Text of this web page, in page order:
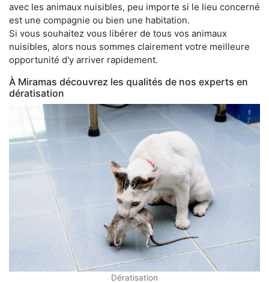
avec les animaux nuisibles, peu importe si le lieu concerné
est une compagnie ou bien une habitation.
Si vous souhaitez vous libérer de tous vos animaux
nuisibles, alors nous sommes clairement votre meilleure
opportunité d'y arriver rapidement.
À Miramas découvrez les qualités de nos experts en
dératisation
Dératisation